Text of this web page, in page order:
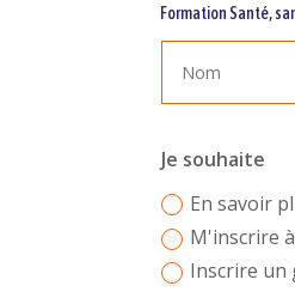
Formation Santé,
Je souhaite
En savoir
M'inscrire
Inscrire un